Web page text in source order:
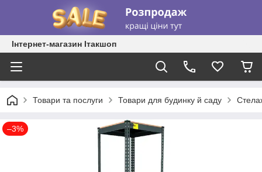
Інтернет-магазин Ітакшоп
Товари та послуги Товари для будинку й саду
–3%